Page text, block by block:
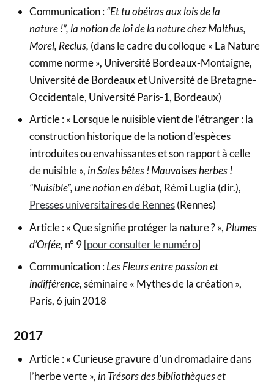
Communication :“Et tu obéiras aux lois de la
nature !”, la notion de loi de la nature chez Malthus,
Morel, Reclus, (dans le cadre du colloque « La Nature
comme norme », Université Bordeaux-Montaigne,
Université de Bordeaux et Université de Bretagne-
Occidentale, Université Paris-1, Bordeaux)
Article : « Lorsque le nuisible vient de l’étranger : la
construction historique de la notion d’espèces
introduites ou envahissantes et son rapport à celle
de nuisible », in Sales bêtes ! Mauvaises herbes !
“Nuisible”, une notion en débat, Rémi Luglia (dir.),
Presses universitaires de Rennes(Rennes)
Article : « Que signifie protéger la nature ? », Plumes
d’Orfée, n° 9 [pour consulter le numéro]
Communication :Les Fleurs entre passion et
indifférence,séminaire « Mythes de la création »,
Paris, 6 juin 2018
2017
Article : « Curieuse gravure d’un dromadaire dans
l’herbe verte », in Trésors des bibliothèques et